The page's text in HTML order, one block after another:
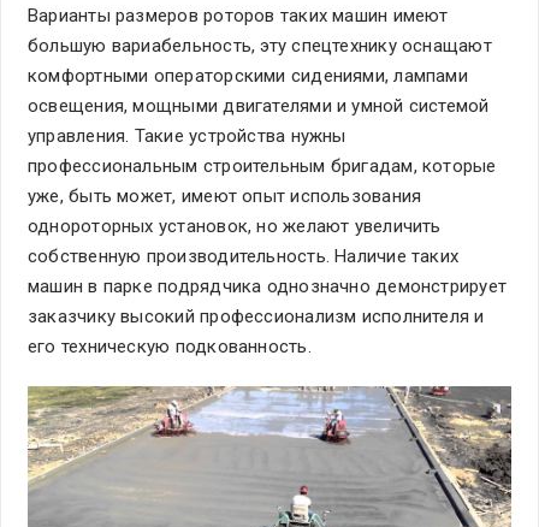
Варианты размеров роторов таких машин имеют
большую вариабельность, эту спецтехнику оснащают
комфортными операторскими сидениями, лампами
освещения, мощными двигателями и умной системой
управления. Такие устройства нужны
профессиональным строительным бригадам, которые
уже, быть может, имеют опыт использования
однороторных установок, но желают увеличить
собственную производительность. Наличие таких
машин в парке подрядчика однозначно демонстрирует
заказчику высокий профессионализм исполнителя и
его техническую подкованность.